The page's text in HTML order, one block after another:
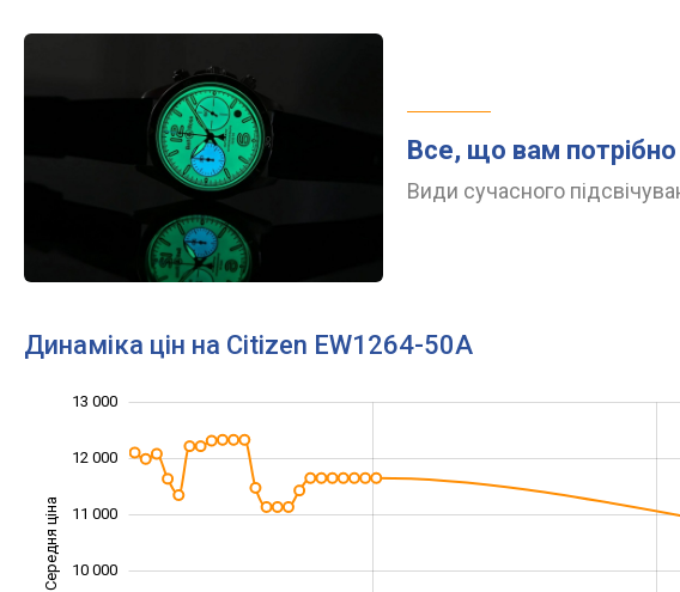
Все, що вам потрібно
Види сучасного
Динаміка цін на Citizen EW1264-50A
Середня ціна 10 000
11 000
12 000
13 000